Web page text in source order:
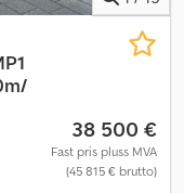
38 500 €
Fast pris pluss MVA
(45 815 € brutto)